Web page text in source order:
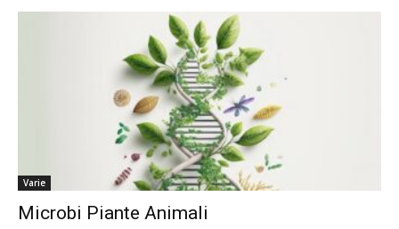
Varie
Microbi Piante Animali